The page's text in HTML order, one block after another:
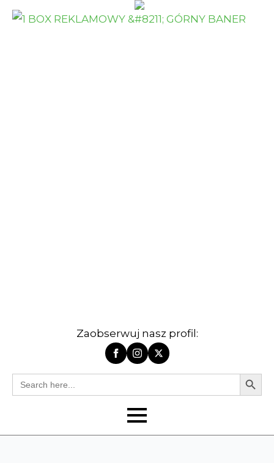
Zaobserwuj nasz profil:
Search
for:
Search